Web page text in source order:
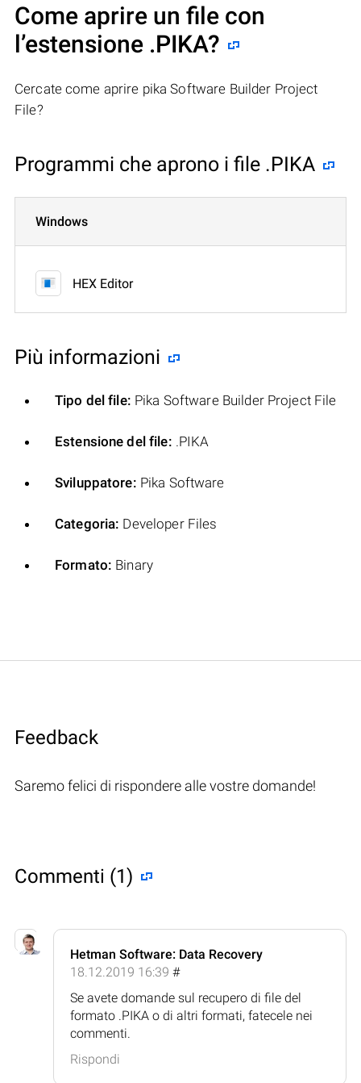
Come aprire un file con
l’estensione .PIKA?
Cercate come aprire pika Software Builder Project
File?
Programmi che aprono i file .PIKA
Windows
HEX Editor
Più informazioni
Tipo del file: Pika Software Builder Project File
Estensione del file: .PIKA
Sviluppatore: Pika Software
Categoria: Developer Files
Formato: Binary
Feedback
Saremo felici di rispondere alle vostre domande!
Commenti (1)
Hetman Software: Data Recovery
18.12.2019 16:39 #
Se avete domande sul recupero di file del
formato .PIKA o di altri formati, fatecele nei
commenti.
Rispondi